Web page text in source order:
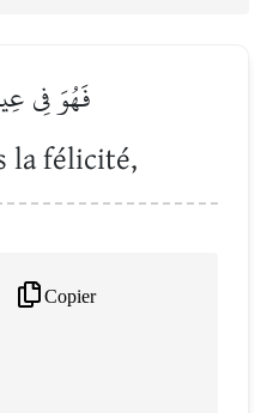
فَهُوَ فِي
la félicité,
Copier